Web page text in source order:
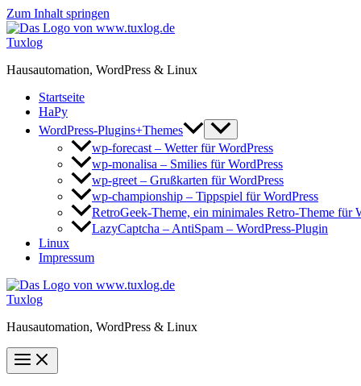
Zum Inhalt springen
Tuxlog
Hausautomation, WordPress & Linux
Startseite
HaPy
WordPress-Plugins+Themes
wp-forecast – Wetter für WordPress
wp-monalisa – Smilies für WordPress
wp-greet – Grußkarten für WordPress
wp-championship – Tippspiel für WordPress
RetroGeek-Theme, ein minimales Retro-Theme für
LazyCaptcha – AntiSpam – WordPress-Plugin
Linux
Impressum
Tuxlog
Hausautomation, WordPress & Linux